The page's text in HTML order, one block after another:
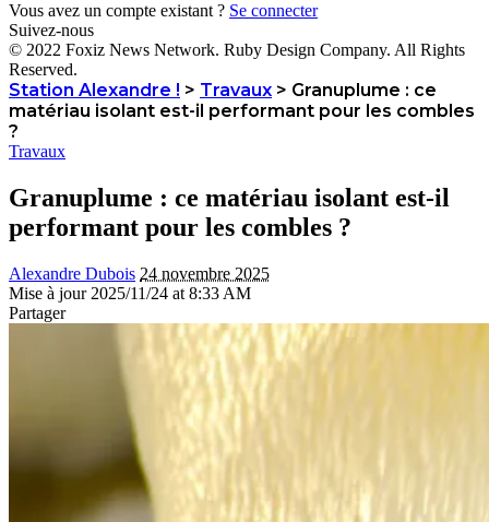
Vous avez un compte existant ? Se connecter
Suivez-nous
© 2022 Foxiz News Network. Ruby Design Company. All Rights
Reserved.
Station Alexandre ! > Travaux > Granuplume : ce
matériau isolant est-il performant pour les combles
?
Travaux
Granuplume : ce matériau isolant est-il
performant pour les combles ?
Alexandre Dubois 24 novembre 2025
Mise à jour 2025/11/24 at 8:33 AM
Partager